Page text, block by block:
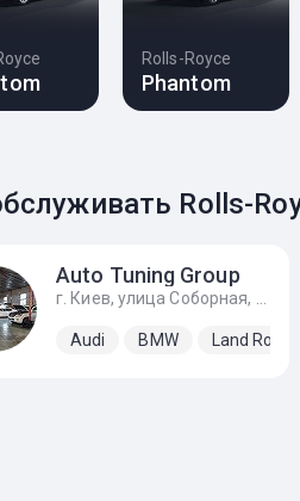
Rolls-Royce
Phantom
Rolls-
Auto Tuning Group
Audi BMW Land Rover